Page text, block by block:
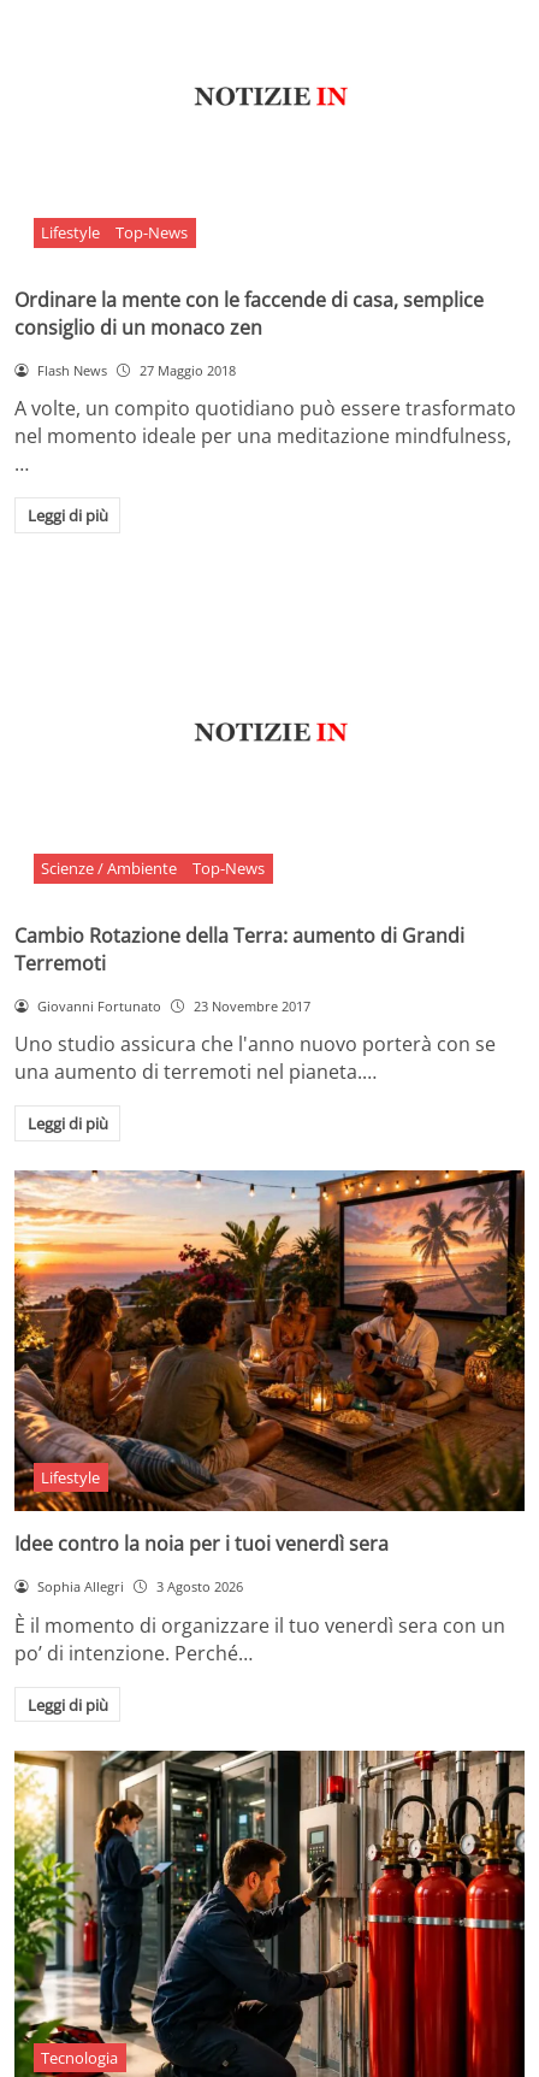
Lifestyle Top-News
Ordinare la mente con le faccende di casa, semplice
consiglio di un monaco zen
Flash News 27 Maggio 2018
A volte, un compito quotidiano può essere trasformato
nel momento ideale per una meditazione mindfulness,
…
Leggi di più
Scienze / Ambiente Top-News
Cambio Rotazione della Terra: aumento di Grandi
Terremoti
Giovanni Fortunato 23 Novembre 2017
Uno studio assicura che l'anno nuovo porterà con se
una aumento di terremoti nel pianeta.…
Leggi di più
Lifestyle
Idee contro la noia per i tuoi venerdì sera
Sophia Allegri 3 Agosto 2026
È il momento di organizzare il tuo venerdì sera con un
po’ di intenzione. Perché…
Leggi di più
Tecnologia